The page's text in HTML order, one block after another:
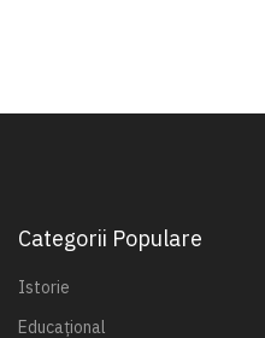
Categorii Populare
Istorie
Educațional